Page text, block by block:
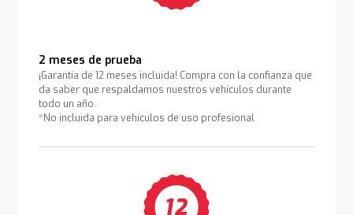
2 meses de prueba
¡Garantía de 12 meses incluida! Compra con la confianza que
da saber que respaldamos nuestros vehículos durante
todo un año.
*No incluida para vehículos de uso profesional